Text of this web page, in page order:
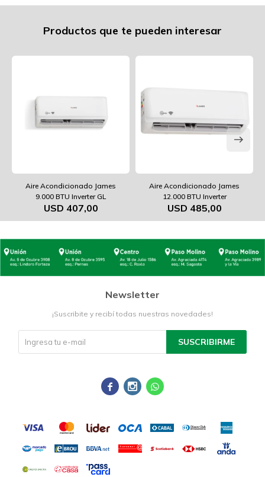
Productos que te pueden interesar
Aire Acondicionado James
9.000 BTU Inverter GL
USD 407,00
Aire Acondicionado James
12.000 BTU Inverter
USD 485,00
Newsletter
¡Suscribite y recibí todas nuestras novedades!
SUSCRIBIRME
  